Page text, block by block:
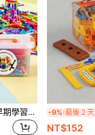
兒童教育魔力智能棒積木，早期學習教育玩具，DIY組裝與建築玩具，早期學習者魔杖建築套裝，教育建築工程套件，生日與節日完美禮物 -9% 最後 2 天
NT$152